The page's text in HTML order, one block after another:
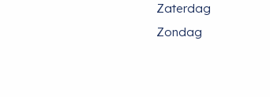
Zaterdag
Zondag